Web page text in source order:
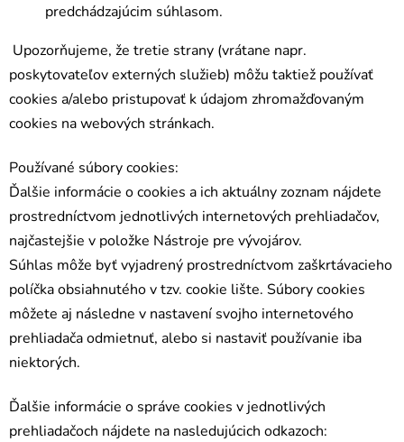
predchádzajúcim súhlasom.
Upozorňujeme, že tretie strany (vrátane napr.
poskytovateľov externých služieb) môžu taktiež používať
cookies a/alebo pristupovať k údajom zhromažďovaným
cookies na webových stránkach.
Používané súbory cookies:
Ďalšie informácie o cookies a ich aktuálny zoznam nájdete
prostredníctvom jednotlivých internetových prehliadačov,
najčastejšie v položke Nástroje pre vývojárov.
Súhlas môže byť vyjadrený prostredníctvom zaškrtávacieho
políčka obsiahnutého v tzv. cookie lište. Súbory cookies
môžete aj následne v nastavení svojho internetového
prehliadača odmietnuť, alebo si nastaviť používanie iba
niektorých.
Ďalšie informácie o správe cookies v jednotlivých
prehliadačoch nájdete na nasledujúcich odkazoch: